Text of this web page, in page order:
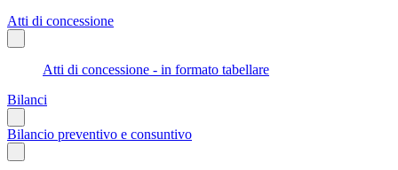
Atti di concessione
Atti di concessione - in formato tabellare
Bilanci
Bilancio preventivo e consuntivo